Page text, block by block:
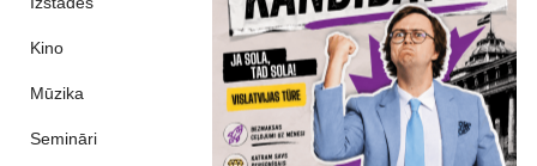
Kino
Mūzika
Semināri